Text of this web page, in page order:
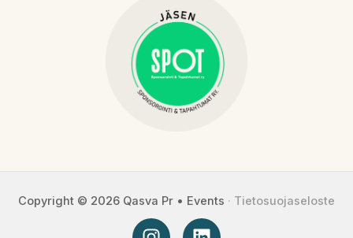
Copyright © 2026 Qasva Pr • Events · Tietosuojaseloste